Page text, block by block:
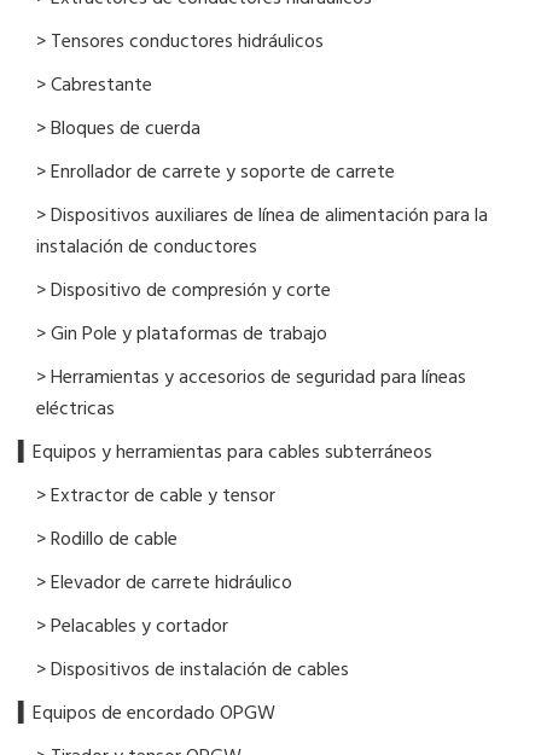
> Tensores conductores hidráulicos
> Cabrestante
> Bloques de cuerda
> Enrollador de carrete y soporte de carrete
> Dispositivos auxiliares de línea de alimentación para la
instalación de conductores
> Dispositivo de compresión y corte
> Gin Pole y plataformas de trabajo
> Herramientas y accesorios de seguridad para líneas
eléctricas
▍Equipos y herramientas para cables subterráneos
> Extractor de cable y tensor
> Rodillo de cable
> Elevador de carrete hidráulico
> Pelacables y cortador
> Dispositivos de instalación de cables
▍Equipos de encordado OPGW